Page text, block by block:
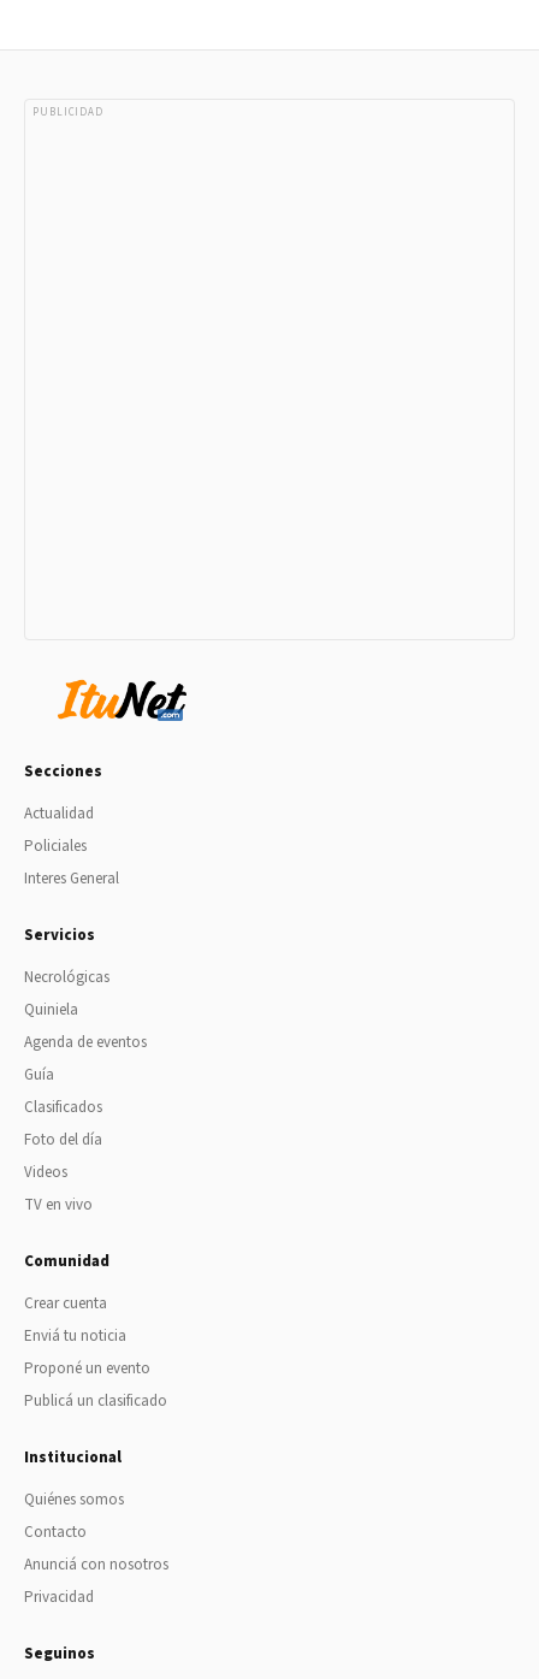
PUBLICIDAD
Secciones
Actualidad
Policiales
Interes General
Servicios
Necrológicas
Quiniela
Agenda de eventos
Guía
Clasificados
Foto del día
Videos
TV en vivo
Comunidad
Crear cuenta
Enviá tu noticia
Proponé un evento
Publicá un clasificado
Institucional
Quiénes somos
Contacto
Anunciá con nosotros
Privacidad
Seguinos